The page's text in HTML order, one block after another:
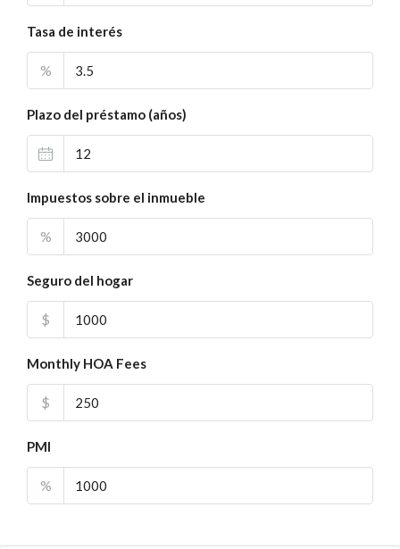
Tasa de interés
%
Plazo del préstamo (años)
Impuestos sobre el inmueble
%
Seguro del hogar
$
Monthly HOA Fees
$
PMI
%